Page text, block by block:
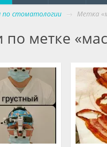
по стоматологии → Метка
метке